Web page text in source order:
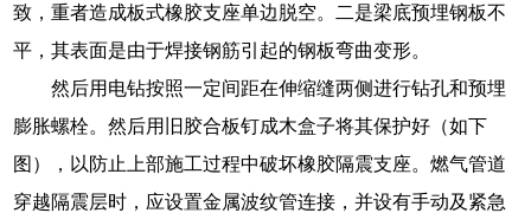
致，重者造成板式橡胶支座单边脱空。二是梁底预埋钢板不
平，其表面是由于焊接钢筋引起的钢板弯曲变形。
然后用电钻按照一定间距在伸缩缝两侧进行钻孔和预埋
膨胀螺栓。然后用旧胶合板钉成木盒子将其保护好（如下
图），以防止上部施工过程中破坏橡胶隔震支座。燃气管道
穿越隔震层时，应设置金属波纹管连接，并设有手动及紧急